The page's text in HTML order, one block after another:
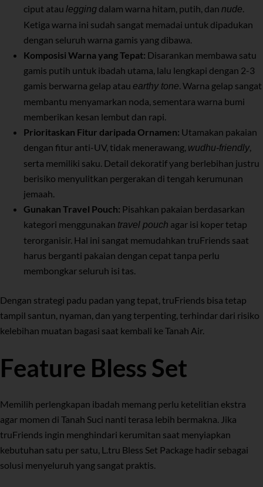
ciput atau legging dalam warna hitam, putih, dan nude.
Ketiga warna ini sudah sangat memadai untuk dipadukan
dengan seluruh warna gamis yang dibawa.
Komposisi Warna yang Tepat: Disarankan membawa satu
gamis putih untuk ibadah utama, lalu lengkapi dengan 2-3
gamis berwarna gelap atau earthy tone. Warna gelap sangat
membantu menyamarkan noda, sementara warna bumi
memberikan kesan lembut dan rapi.
Prioritaskan Fitur daripada Ornamen: Utamakan pakaian
dengan fitur anti-UV, tidak menerawang, wudhu-friendly,
serta memiliki saku. Detail dekoratif yang berlebihan justru
berisiko menyulitkan pergerakan di tengah kerumunan
jemaah.
Gunakan Travel Pouch: Pisahkan pakaian berdasarkan
kategori menggunakan travel pouch agar isi koper tetap
terorganisir. Hal ini sangat memudahkan truFriends saat
harus berganti pakaian dengan cepat tanpa perlu
membongkar seluruh isi tas.
Dengan strategi padu padan yang tepat, truFriends bisa tetap
tampil santun, nyaman, dan yang terpenting, terhindar dari risiko
kelebihan muatan bagasi saat kembali ke Tanah Air.
Feature Bless Set
Memilih perlengkapan ibadah memang perlu ketelitian ekstra
agar momen di Tanah Suci nanti terasa lebih bermakna. Jika
truFriends ingin menghindari kerumitan saat menyiapkan
kebutuhan satu per satu, L.tru Bless Set Package hadir sebagai
solusi menyeluruh yang sangat praktis.